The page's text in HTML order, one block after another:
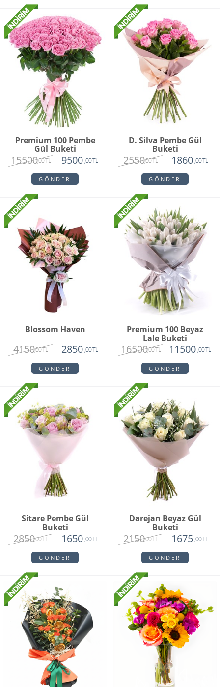
Premium 100 Pembe
Gül Buketi
15500,00 TL 9500 ,00 TL
GÖNDER
D. Silva Pembe Gül
Buketi
2550,00 TL 1860 ,00 TL
GÖNDER
Blossom Haven
4150,00 TL 2850 ,00 TL
GÖNDER
Premium 100 Beyaz
Lale Buketi
16500,00 TL 11500 ,00 TL
GÖNDER
Sitare Pembe Gül
Buketi
2850,00 TL 1650 ,00 TL
GÖNDER
Darejan Beyaz Gül
Buketi
2150,00 TL 1675 ,00 TL
GÖNDER